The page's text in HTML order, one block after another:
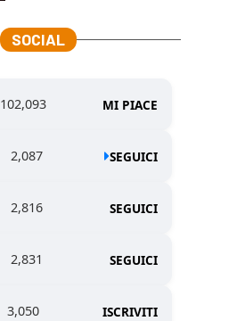
SOCIAL
102,093 MI PIACE
2,087 SEGUICI
2,816 SEGUICI
2,831 SEGUICI
3,050 ISCRIVITI